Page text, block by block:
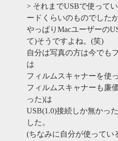
> それまでUSBで使って
ードくらいのものでした
やっぱりMacユーザーの
て)そうですよね。(笑)
自分は写真の方は今でも
は
フィルムスキャナーを使
フィルムスキャナーも廉
った)は
USB(1.0)接続しか無かっ
した。
(ちなみに自分が使ってい